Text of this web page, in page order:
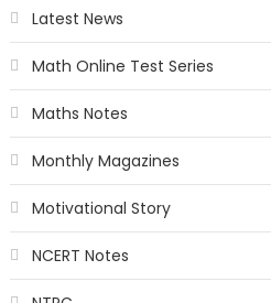
Latest News
Math Online Test Series
Maths Notes
Monthly Magazines
Motivational Story
NCERT Notes